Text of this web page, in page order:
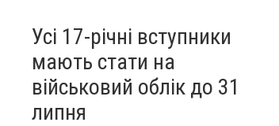
Усі 17-річні вступники
мають стати на
військовий облік до 31
липня